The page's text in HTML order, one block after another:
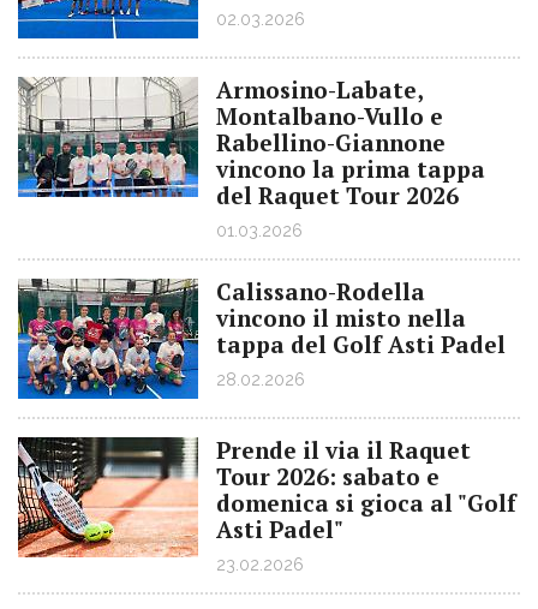
02.03.2026
Armosino-Labate,
Montalbano-Vullo e
Rabellino-Giannone
vincono la prima tappa
del Raquet Tour 2026
01.03.2026
Calissano-Rodella
vincono il misto nella
tappa del Golf Asti Padel
28.02.2026
Prende il via il Raquet
Tour 2026: sabato e
domenica si gioca al "Golf
Asti Padel"
23.02.2026